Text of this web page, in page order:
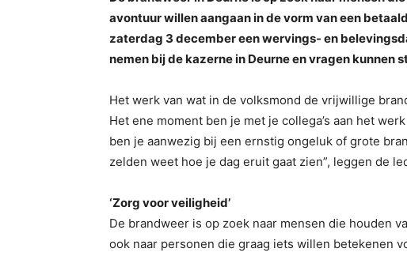
avontuur willen aangaan in de vorm van een
zaterdag 3 december een wervings- en
nemen bij de kazerne in Deurne en vragen kunnen
Het werk van wat in de volksmond de vrijwillige
Het ene moment ben je met je collega’s aan het
ben je aanwezig bij een ernstig ongeluk of grote
zelden weet hoe je dag eruit gaat zien”, leggen de
‘Zorg voor veiligheid’
De brandweer is op zoek naar mensen die houden
ook naar personen die graag iets willen betekenen